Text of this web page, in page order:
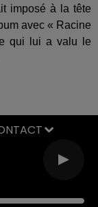
imposé à la tête
avec « Racine
qui lui a valu le